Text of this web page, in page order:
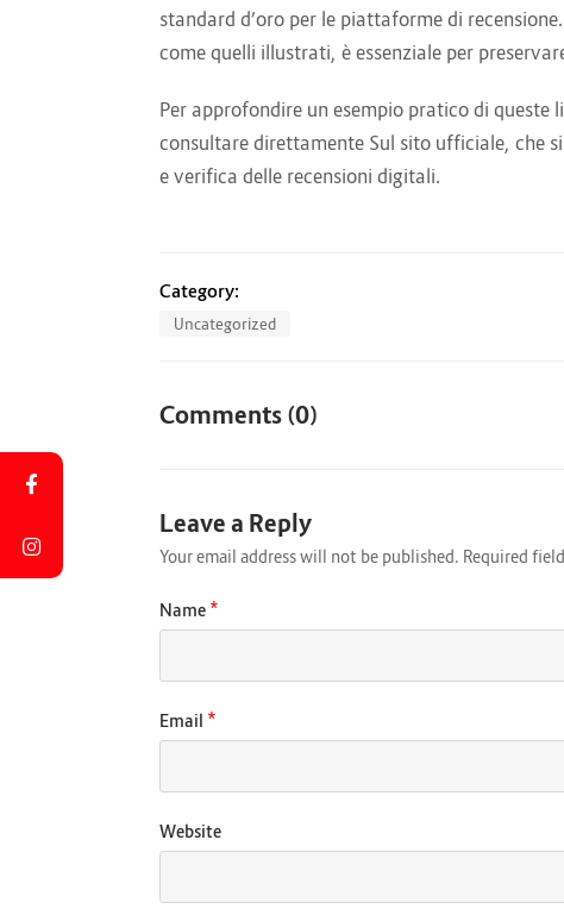
standard d’oro per le piattaforme di
come quelli illustrati, è essenziale per
Per approfondire un esempio pratico di queste
consultare direttamente Sul sito ufficiale, che
e verifica delle recensioni digitali.
Category:
Uncategorized
Comments (0)
Leave a Reply
Your email address will not be published. Required
Name *
Email *
Website